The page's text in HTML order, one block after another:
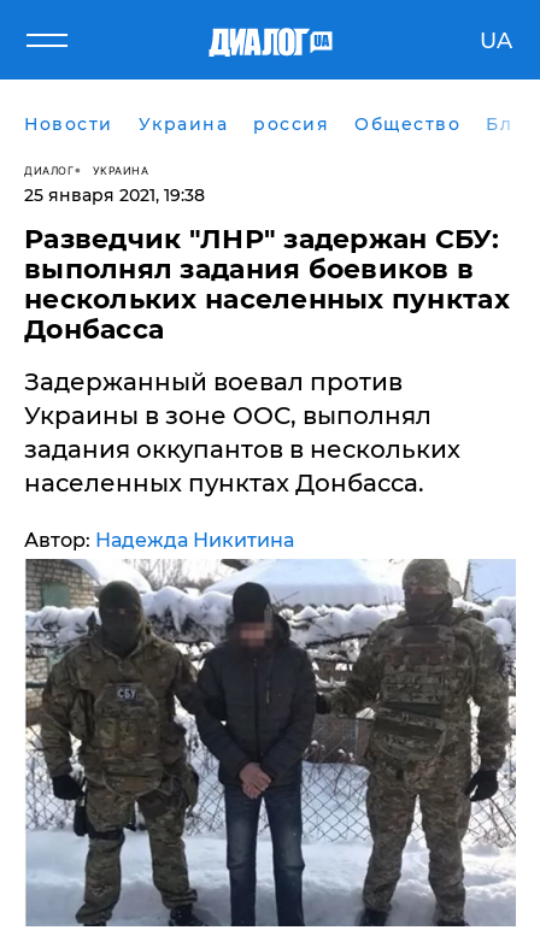
UA
Новости Украина россия Общество
ДИАЛОГ УКРАИНА
25 января 2021, 19:38
Разведчик "ЛНР" задержан СБУ:
выполнял задания боевиков в
нескольких населенных пунктах
Донбасса
Задержанный воевал против
Украины в зоне ООС, выполнял
задания оккупантов в нескольких
населенных пунктах Донбасса.
Автор: Надежда Никитина